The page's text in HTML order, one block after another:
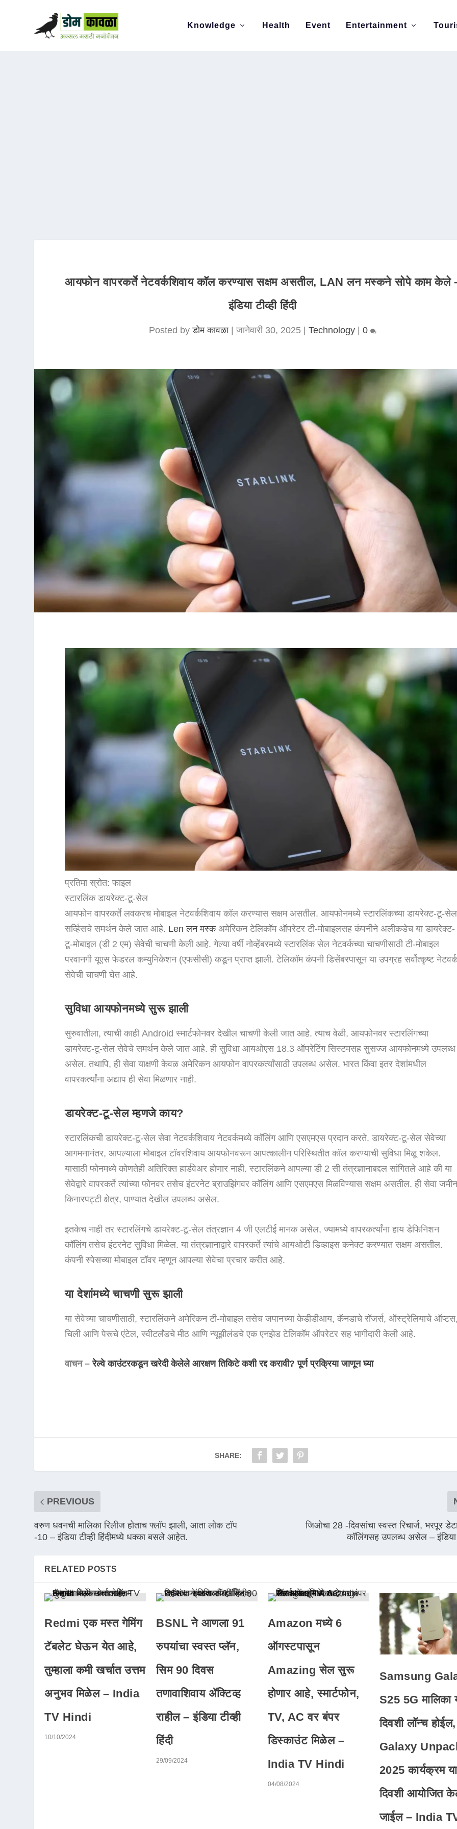
Knowledge Health Event Entertainment
आयफोन वापरकर्ते नेटवर्कशिवाय कॉल करण्यास सक्षम असतील, LAN लन मस्कने सोपे काम केले
इंडिया टीव्ही हिंदी
Posted byडोम कावळा|जानेवारी 30, 2025| Technology| 0
प्रतिमा स्रोत: फाइल
स्टारलिंक डायरेक्ट-टू-सेल
आयफोन वापरकर्ते लवकरच मोबाइल नेटवर्कशिवाय कॉल करण्यास सक्षम असतील. आयफोनमध्ये स्टारलिंकच्या डायरेक्ट-टू-सेल
सर्व्हिसचे समर्थन केले जात आहे. Len लन मस्कअमेरिकन टेलिकॉम ऑपरेटर टी-मोबाइलसह कंपनीने अलीकडेच या डायरेक्ट-
टू-मोबाइल (डी 2 एम) सेवेची चाचणी केली आहे. गेल्या वर्षी नोव्हेंबरमध्ये स्टारलिंक सेल नेटवर्कच्या चाचणीसाठी टी-मोबाइल
परवानगी यूएस फेडरल कम्युनिकेशन (एफसीसी) कडून प्राप्त झाली. टेलिकॉम कंपनी डिसेंबरपासून या उपग्रह सर्वोत्कृष्ट
सेवेची चाचणी घेत आहे.
सुविधा आयफोनमध्ये सुरू झाली
सुरुवातीला, त्याची काही Android स्मार्टफोनवर देखील चाचणी केली जात आहे. त्याच वेळी, आयफोनवर स्टारलिंगच्या
डायरेक्ट-टू-सेल सेवेचे समर्थन केले जात आहे. ही सुविधा आयओएस 18.3 ऑपरेटिंग सिस्टमसह सुसज्ज आयफोनमध्ये उपलब्ध
असेल. तथापि, ही सेवा याक्षणी केवळ अमेरिकन आयफोन वापरकर्त्यांसाठी उपलब्ध असेल. भारत किंवा इतर देशांमधील
वापरकर्त्यांना अद्याप ही सेवा मिळणार नाही.
डायरेक्ट-टू-सेल म्हणजे काय?
स्टारलिंकची डायरेक्ट-टू-सेल सेवा नेटवर्कशिवाय नेटवर्कमध्ये कॉलिंग आणि एसएमएस प्रदान करते. डायरेक्ट-टू-सेल सेवेच्या
आगमनानंतर, आपल्याला मोबाइल टॉवरशिवाय आयफोनवरून आपत्कालीन परिस्थितीत कॉल करण्याची सुविधा मिळू शकेल.
यासाठी फोनमध्ये कोणतेही अतिरिक्त हार्डवेअर होणार नाही. स्टारलिंकने आपल्या डी 2 सी तंत्रज्ञानाबद्दल सांगितले आहे की या
सेवेद्वारे वापरकर्ते त्यांच्या फोनवर तसेच इंटरनेट ब्राउझिंगवर कॉलिंग आणि एसएमएस मिळविण्यास सक्षम असतील. ही सेवा
किनारपट्टी क्षेत्र, पाण्यात देखील उपलब्ध असेल.
इतकेच नाही तर स्टारलिंगचे डायरेक्ट-टू-सेल तंत्रज्ञान 4 जी एलटीई मानक असेल, ज्यामध्ये वापरकर्त्यांना हाय डेफिनिशन
कॉलिंग तसेच इंटरनेट सुविधा मिळेल. या तंत्रज्ञानाद्वारे वापरकर्ते त्यांचे आयओटी डिव्हाइस कनेक्ट करण्यात सक्षम असतील.
कंपनी स्पेसच्या मोबाइल टॉवर म्हणून आपल्या सेवेचा प्रचार करीत आहे.
या देशांमध्ये चाचणी सुरू झाली
या सेवेच्या चाचणीसाठी, स्टारलिंकने अमेरिकन टी-मोबाइल तसेच जपानच्या केडीडीआय, कॅनडाचे रॉजर्स, ऑस्ट्रेलियाचे
चिली आणि पेरूचे एंटेल, स्वीटर्लंडचे मीठ आणि न्यूझीलंडचे एक एनझेड टेलिकॉम ऑपरेटर सह भागीदारी केली आहे.
वाचन –रेल्वे काउंटरकडून खरेदी केलेले आरक्षण तिकिटे कशी रद्द करावी? पूर्ण प्रक्रिया जाणून घ्या
SHARE:
PREVIOUS
वरुण धवनची मालिका रिलीज होताच फ्लॉप झाली, आता लोक टॉप
-10 – इंडिया टीव्ही हिंदीमध्ये धक्का बसले आहेत.
जिओचा 28 -दिवसांचा स्वस्त रिचार्ज, भरपूर
कॉलिंगसह उपलब्ध असेल – इंडिया
RELATED POSTS
Redmi एक मस्त गेमिंग
टॅबलेट घेऊन येत आहे,
तुम्हाला कमी खर्चात उत्तम
अनुभव मिळेल – India
TV Hindi
10/10/2024
BSNL ने आणला 91
रुपयांचा स्वस्त प्लॅन,
सिम 90 दिवस
तणावाशिवाय ॲक्टिव्ह
राहील – इंडिया टीव्ही
हिंदी
29/09/2024
Amazon मध्ये 6
ऑगस्टपासून
Amazing सेल सुरू
होणार आहे, स्मार्टफोन,
TV, AC वर बंपर
डिस्काउंट मिळेल –
India TV Hindi
04/08/2024
Samsung
S25 5G मालिका
दिवशी लॉन्च होईल,
Galaxy
2025 कार्यक्रम या
दिवशी आयोजित
जाईल – India